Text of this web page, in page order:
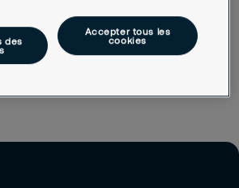
sur votre activité.
des
Accepter tous les
cookies